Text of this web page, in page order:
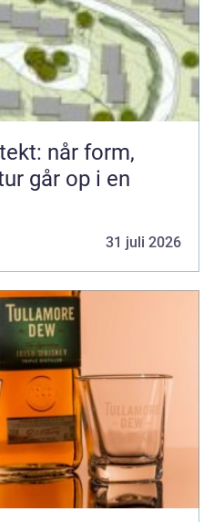
når form,
går op i en
31 juli 2026